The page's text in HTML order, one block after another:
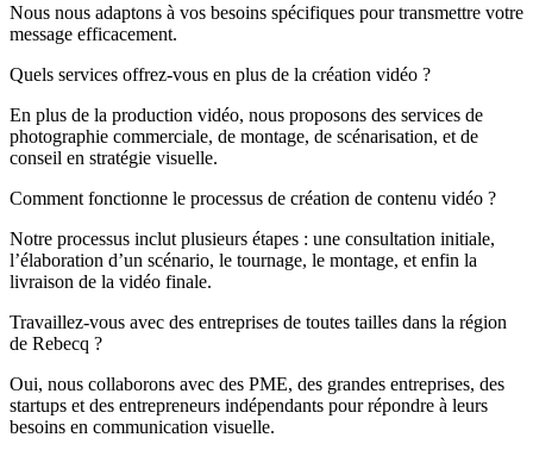
Nous nous adaptons à vos besoins spécifiques pour transmettre votre
message efficacement.
Quels services offrez-vous en plus de la création vidéo ?
En plus de la production vidéo, nous proposons des services de
photographie commerciale, de montage, de scénarisation, et de
conseil en stratégie visuelle.
Comment fonctionne le processus de création de contenu vidéo ?
Notre processus inclut plusieurs étapes : une consultation initiale,
l’élaboration d’un scénario, le tournage, le montage, et enfin la
livraison de la vidéo finale.
Travaillez-vous avec des entreprises de toutes tailles dans la région
de Rebecq ?
Oui, nous collaborons avec des PME, des grandes entreprises, des
startups et des entrepreneurs indépendants pour répondre à leurs
besoins en communication visuelle.